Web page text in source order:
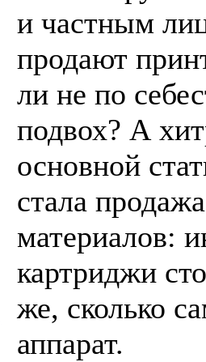
и частным
продают
ли не по
подвох? А
основной
стала
материалов:
картриджи
же, сколько
аппарат.